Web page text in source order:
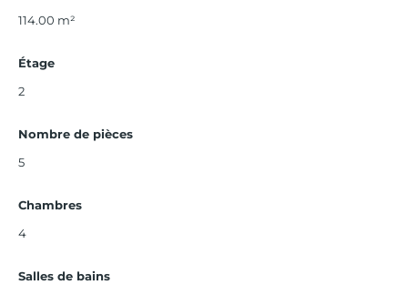
114.00 m²
Étage
2
Nombre de pièces
5
Chambres
4
Salles de bains